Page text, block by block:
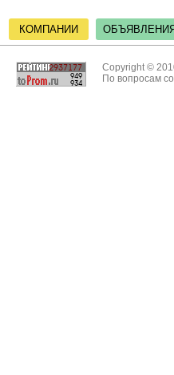
КОМПАНИИ ОБЪЯВЛЕНИЯ
Copyright ©
По вопросам